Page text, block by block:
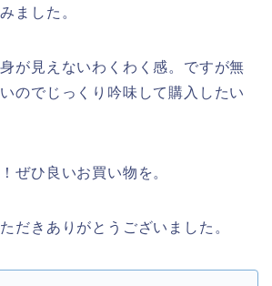
ました。
が見えないわくわく感。ですが無
のでじっくり吟味して購入したい
ぜひ良いお買い物を。
だきありがとうございました。